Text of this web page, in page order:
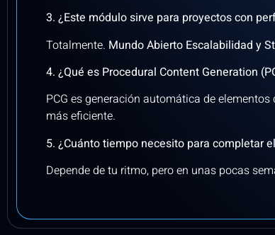
3. ¿Este módulo sirve para proyectos con
Totalmente. Mundo Abierto Escalabilidad y
4. ¿Qué es Procedural Content Generation
PCG es generación automática de
más eficiente.
5. ¿Cuánto tiempo necesito para completar
Depende de tu ritmo, pero en unas pocas